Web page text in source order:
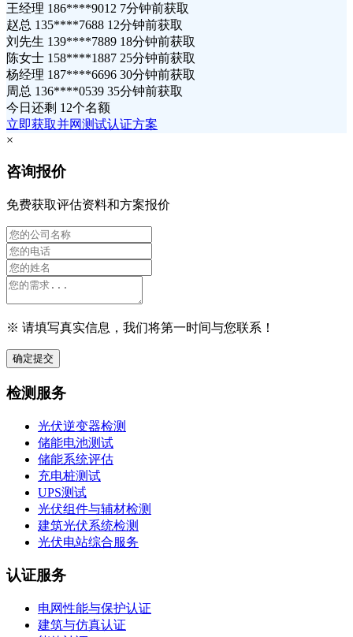
王经理 186****9012 7分钟前获取
赵总 135****7688 12分钟前获取
刘先生 139****7889 18分钟前获取
陈女士 158****1887 25分钟前获取
杨经理 187****6696 30分钟前获取
周总 136****0539 35分钟前获取
今日还剩 12个名额
立即获取并网测试认证方案
×
咨询报价
免费获取评估资料和方案报价
※ 请填写真实信息，我们将第一时间与您联系！
确定提交
检测服务
光伏逆变器检测
储能电池测试
储能系统评估
充电桩测试
UPS测试
光伏组件与辅材检测
建筑光伏系统检测
光伏电站综合服务
认证服务
电网性能与保护认证
建筑与仿真认证